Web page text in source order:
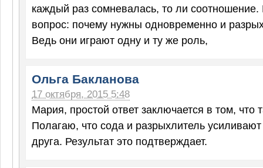
каждый раз сомневалась, то ли соотношение.
вопрос: почему нужны одновременно и
Ведь они играют одну и ту же роль,
Ольга Бакланова
17 октября, 2015 5:48
Мария, простой ответ заключается в том, что
Полагаю, что сода и разрыхлитель усиливают
друга. Результат это подтверждает.